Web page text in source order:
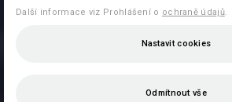
Další informace viz Prohlášení o ochraně údajů.
Nastavit cookies
Odmítnout vše